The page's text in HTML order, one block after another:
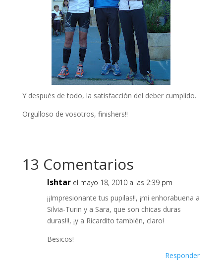
Y después de todo, la satisfacción del deber cumplido.
Orgulloso de vosotros, finishers!!
13 Comentarios
Ishtar el mayo 18, 2010 a las 2:39 pm
¡¡Impresionante tus pupilas!!, ¡mi enhorabuena a
Silvia-Turin y a Sara, que son chicas duras
duras!!!, ¡y a Ricardito también, claro!
Besicos!
Responder